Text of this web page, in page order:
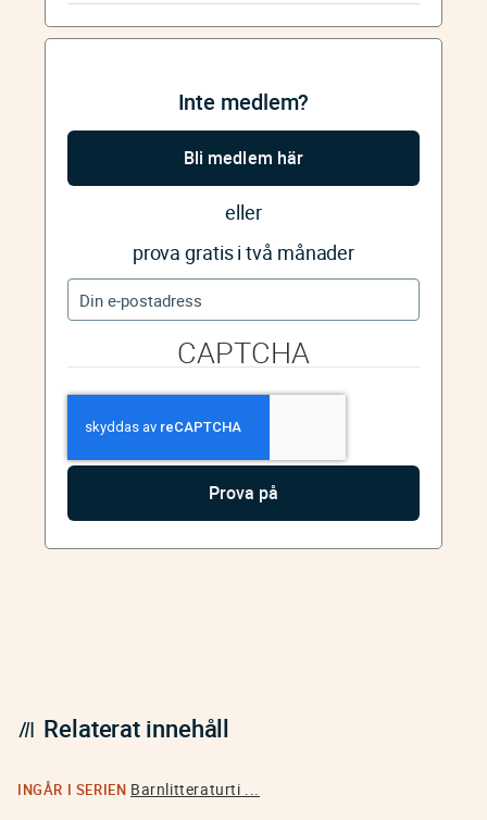
Inte medlem?
Bli medlem här
eller
prova gratis i två månader
CAPTCHA
Relaterat innehåll
INGÅR I SERIEN Barnlitteraturti ...